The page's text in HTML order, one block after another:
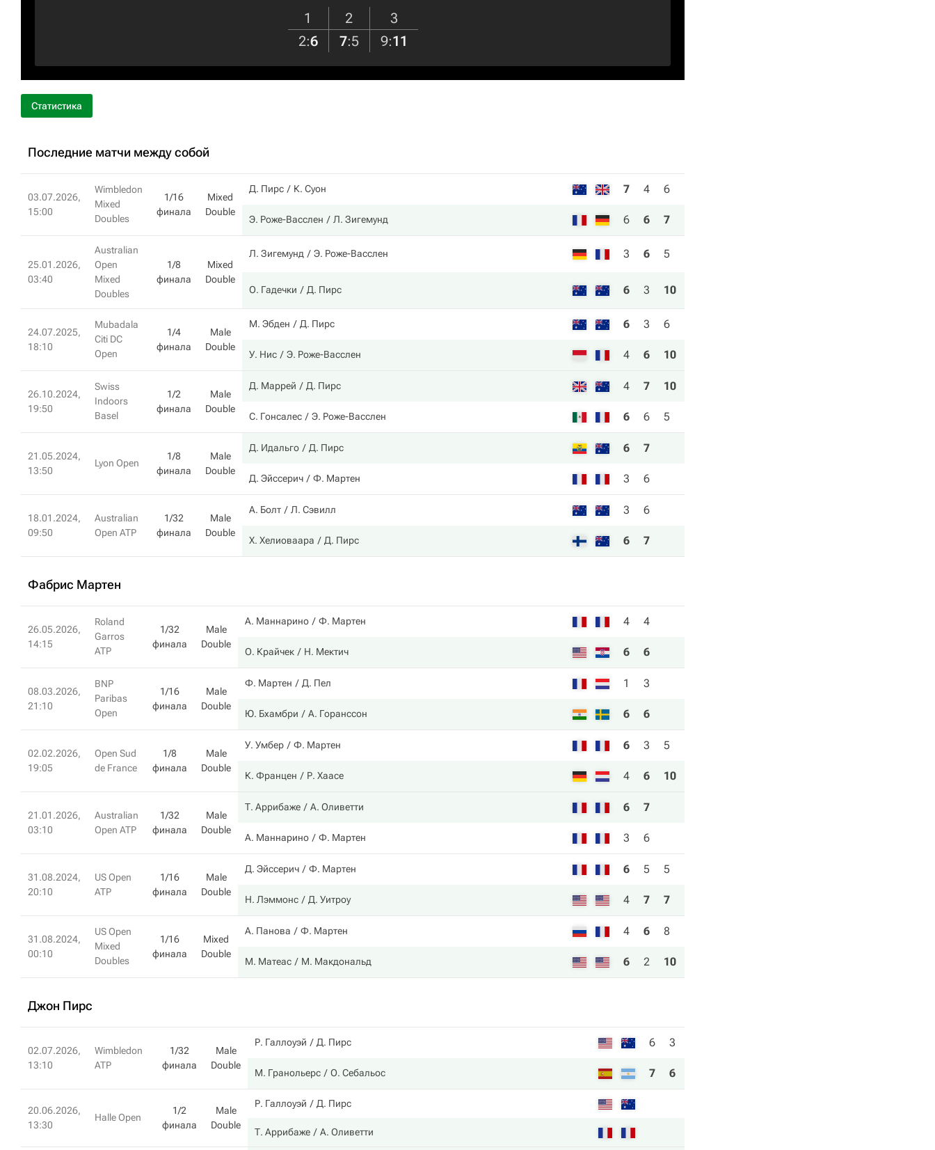
1 2
3
2:6 7:5 9:11
Статистика
Последние матчи между собой
03.07.2026,
15:00
Wimbledon
Mixed
Doubles
1/16
финала
Mixed
Double
Д. Пирс К. Суон 7 4 6
Э. Роже-Васслен Л. Зигемунд 6 6 7
25.01.2026,
03:40
Australian
Open
Mixed
Doubles
1/8
финала
Mixed
Double
Л. Зигемунд Э. Роже-Васслен 3 6 5
О. Гадечки Д. Пирс 6 3 10
24.07.2025,
18:10
Mubadala
Citi DC
Open
1/4
финала
Male
Double
М. Эбден Д. Пирс 6 3 6
У. Нис Э. Роже-Васслен 4 6 10
26.10.2024,
19:50
Swiss
Indoors
Basel
1/2
финала
Male
Double
Д. Маррей Д. Пирс 4 7 10
С. Гонсалес Э. Роже-Васслен 6 6 5
21.05.2024,
13:50
Lyon Open
1/8
финала
Male
Double
Д. Идальго Д. Пирс 6 7
Д. Эйссерич Ф. Мартен 3 6
18.01.2024,
09:50
Australian
Open ATP
1/32
финала
Male
Double
А. Болт Л. Сэвилл 3 6
Х. Хелиоваара Д. Пирс 6 7
Фабрис Мартен
26.05.2026,
14:15
Roland
Garros
ATP
1/32
финала
Male
Double
А. Маннарино Ф. Мартен 4 4
О. Крайчек Н. Мектич 6 6
08.03.2026,
21:10
BNP
Paribas
Open
1/16
финала
Male
Double
Ф. Мартен Д. Пел 1 3
Ю. Бхамбри А. Горанссон 6 6
02.02.2026,
19:05
Open Sud
de France
1/8
финала
Male
Double
У. Умбер Ф. Мартен 6 3 5
К. Францен Р. Хаасе 4 6 10
21.01.2026,
03:10
Australian
Open ATP
1/32
финала
Male
Double
Т. Аррибаже А. Оливетти 6 7
А. Маннарино Ф. Мартен 3 6
31.08.2024,
20:10
US Open
ATP
1/16
финала
Male
Double
Д. Эйссерич Ф. Мартен 6 5 5
Н. Лэммонс Д. Уитроу 4 7 7
31.08.2024,
00:10
US Open
Mixed
Doubles
1/16
финала
Mixed
Double
А. Панова Ф. Мартен 4 6 8
М. Матеас М. Макдональд 6 2 10
Джон Пирс
02.07.2026,
13:10
Wimbledon
ATP
1/32
финала
Male
Double
Р. Галлоуэй Д. Пирс 6 3
М. Гранольерс О. Себальос 7 6
20.06.2026,
13:30
Halle Open
1/2
финала
Male
Double
Р. Галлоуэй Д. Пирс
Т. Аррибаже А. Оливетти